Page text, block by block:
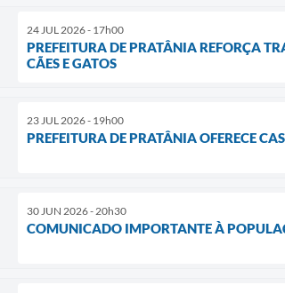
24 JUL 2026 - 17h00
PREFEITURA DE PRATÂNIA REFORÇA
CÃES E GATOS
23 JUL 2026 - 19h00
PREFEITURA DE PRATÂNIA OFERECE
30 JUN 2026 - 20h30
COMUNICADO IMPORTANTE À